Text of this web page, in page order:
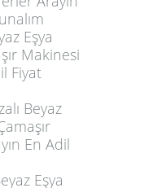
Eşya
Makinesi
Fiyat
Beyaz
En Adil
Eşya